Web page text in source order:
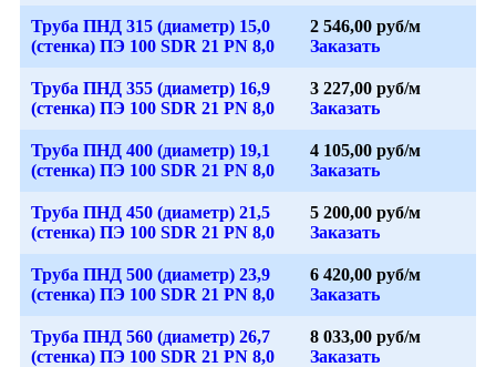
Труба ПНД 315 (диаметр) 15,0
(стенка) ПЭ 100 SDR 21 PN 8,0
2 546,00 руб/м
Заказать
Труба ПНД 355 (диаметр) 16,9
(стенка) ПЭ 100 SDR 21 PN 8,0
3 227,00 руб/м
Заказать
Труба ПНД 400 (диаметр) 19,1
(стенка) ПЭ 100 SDR 21 PN 8,0
4 105,00 руб/м
Заказать
Труба ПНД 450 (диаметр) 21,5
(стенка) ПЭ 100 SDR 21 PN 8,0
5 200,00 руб/м
Заказать
Труба ПНД 500 (диаметр) 23,9
(стенка) ПЭ 100 SDR 21 PN 8,0
6 420,00 руб/м
Заказать
Труба ПНД 560 (диаметр) 26,7
(стенка) ПЭ 100 SDR 21 PN 8,0
8 033,00 руб/м
Заказать